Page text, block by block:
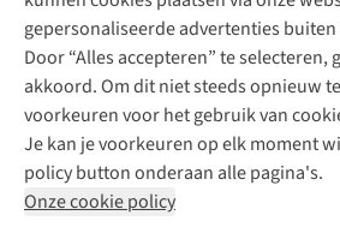
gepersonaliseerde advertenties
Door “Alles accepteren” te selecteren,
akkoord. Om dit niet steeds opnieuw
voorkeuren voor het gebruik van
Je kan je voorkeuren op elk moment
policy button onderaan alle pagina's.
Onze cookie policy
Disclaimer Privacy Policy
Cookie Policy